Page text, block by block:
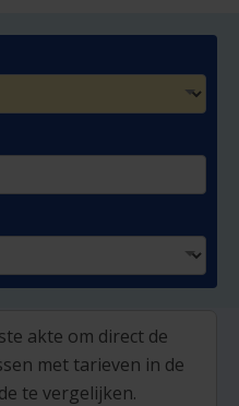
akte om direct de
met tarieven in de
te vergelijken.